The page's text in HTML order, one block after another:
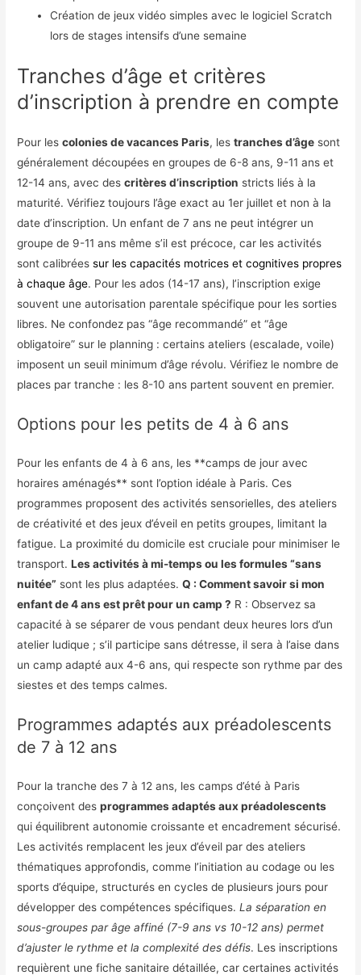
Création de jeux vidéo simples avec le logiciel Scratch
lors de stages intensifs d’une semaine
Tranches d’âge et critères
d’inscription à prendre en compte
Pour lescolonies de vacances Paris, lestranches d’âge sont
généralement découpées en groupes de 6-8 ans, 9-11 ans et
12-14 ans, avec descritères d’inscription stricts liés à la
maturité. Vérifiez toujours l’âge exact au 1er juillet et non à la
date d’inscription. Un enfant de 7 ans ne peut intégrer un
groupe de 9-11 ans même s’il est précoce, car les activités
sont calibréessur les capacités motrices et cognitives propres
à chaque âge. Pour les ados (14-17 ans), l’inscription exige
souvent une autorisation parentale spécifique pour les sorties
libres. Ne confondez pas “âge recommandé” et “âge
obligatoire” sur le planning : certains ateliers (escalade, voile)
imposent un seuil minimum d’âge révolu. Vérifiez le nombre de
places par tranche : les 8-10 ans partent souvent en premier.
Options pour les petits de 4 à 6 ans
Pour les enfants de 4 à 6 ans, les **camps de jour avec
horaires aménagés** sont l’option idéale à Paris. Ces
programmes proposent des activités sensorielles, des ateliers
de créativité et des jeux d’éveil en petits groupes, limitant la
fatigue. La proximité du domicile est cruciale pour minimiser le
transport.Les activités à mi-temps ou les formules “sans
nuitée” sont les plus adaptées.Q : Comment savoir si mon
enfant de 4 ans est prêt pour un camp ? R : Observez sa
capacité à se séparer de vous pendant deux heures lors d’un
atelier ludique ; s’il participe sans détresse, il sera à l’aise dans
un camp adapté aux 4-6 ans, qui respecte son rythme par des
siestes et des temps calmes.
Programmes adaptés aux préadolescents
de 7 à 12 ans
Pour la tranche des 7 à 12 ans, les camps d’été à Paris
conçoivent desprogrammes adaptés aux préadolescents
qui équilibrent autonomie croissante et encadrement sécurisé.
Les activités remplacent les jeux d’éveil par des ateliers
thématiques approfondis, comme l’initiation au codage ou les
sports d’équipe, structurés en cycles de plusieurs jours pour
développer des compétences spécifiques.La séparation en
sous-groupes par âge affiné (7-9 ans vs 10-12 ans) permet
d’ajuster le rythme et la complexité des défis. Les inscriptions
requièrent une fiche sanitaire détaillée, car certaines activités